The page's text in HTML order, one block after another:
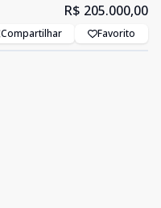
R$ 205.000,00
Compartilhar Favorito